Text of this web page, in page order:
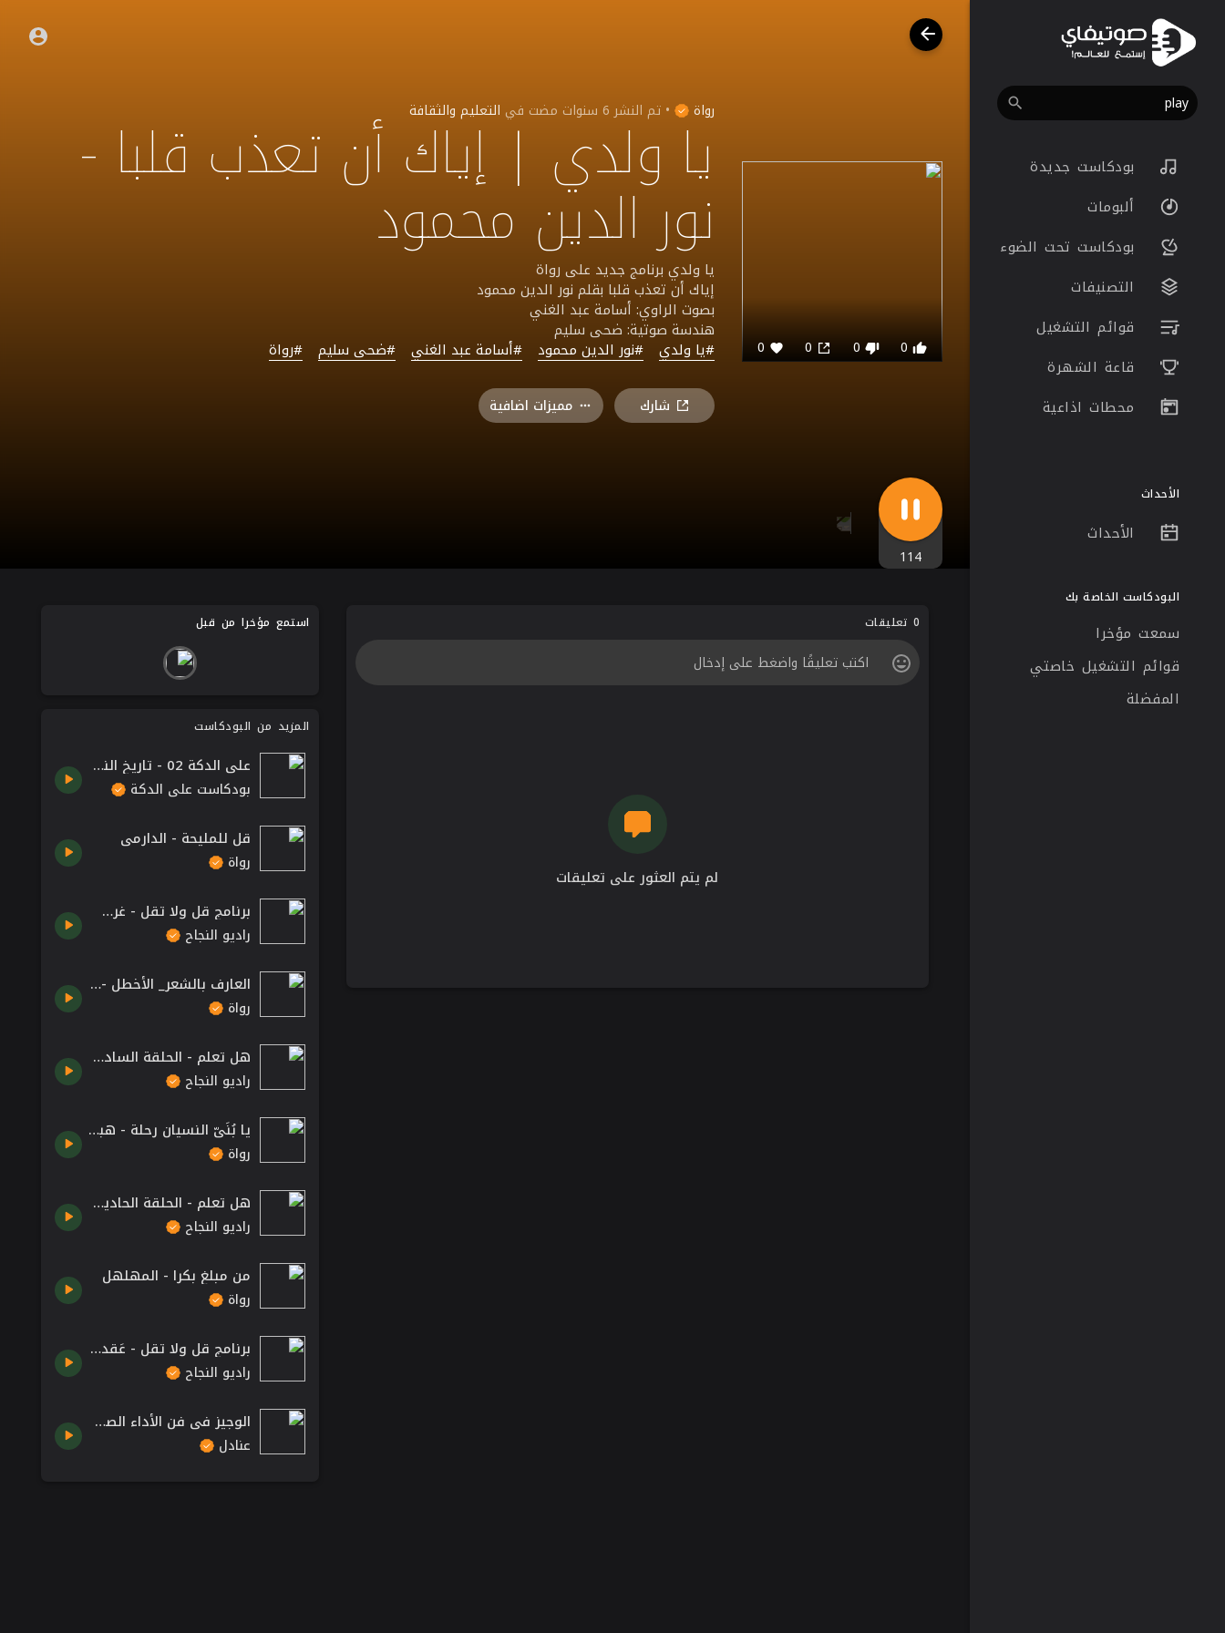
بودكاست جديدة
ألبومات
بودكاست تحت الضوء
التصنيفات
قوائم التشغيل
قاعة الشهرة
محطات اذاعية
الأحداث
الأحداث
البودكاست الخاصة بك
سمعت مؤخرا
قوائم التشغيل خاصتي
المفضلة
0
0
رواة • تم النشر6 سنوات مضت في التعليم والثقافة
يا ولدي | إياك أن تعذب قلبا -
نور الدين محمود
يا ولدي برنامج جديد على رواة
إياك أن تعذب قلبا بقلم نور الدين محمود
بصوت الراوي: أسامة عبد الغني
هندسة صوتية: ضحى سليم
#يا ولدي #نور الدين محمود #أسامة عبد الغني #ضحى سليم #رواة
شارك مميزات اضافية
114
0 تعليقات
لم يتم العثور على تعليقات
استمع مؤخرا من قبل
المزيد من البودكاست
على الدكة 02 - تاريخ النقود.
بودكاست على الدكة
قل للمليحة - الدارمي
رواة
برنامج قل ولا تقل - غرس وغرز
راديو النجاح
العارف بالشعر_ الأخطل - الجندبية
رواة
هل تعلم - الحلقة السادسة و العشرون - العلم الأردني.
راديو النجاح
يا بُنَيّ النسيان رحلة - هبة رءوف عزت
رواة
هل تعلم - الحلقة الحادية والعشرون - اسم سورة الفاتحة.
راديو النجاح
من مبلغ بكرا - المهلهل
رواة
برنامج قل ولا تقل - عَقد وعِقد
راديو النجاح
الوجيز في فن الأداء الصوتي | 18 تغيير الأصوات
عنادل